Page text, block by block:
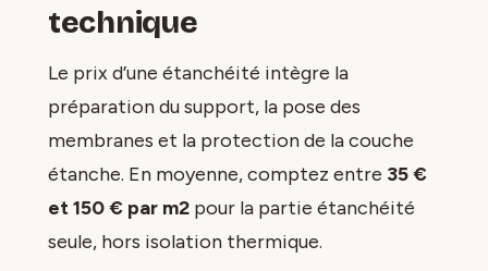
technique
Le prix d’une étanchéité intègre la
préparation du support, la pose des
membranes et la protection de la couche
étanche. En moyenne, comptez entre 35 €
et 150 € par m2 pour la partie étanchéité
seule, hors isolation thermique.